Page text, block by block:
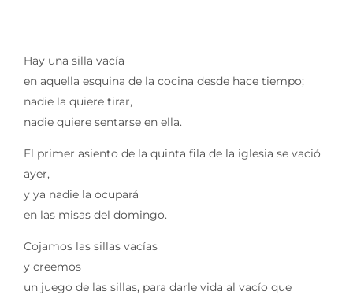
Hay una silla vacía
en aquella esquina de la cocina desde hace tiempo;
nadie la quiere tirar,
nadie quiere sentarse en ella.
El primer asiento de la quinta fila de la iglesia se vació
ayer,
y ya nadie la ocupará
en las misas del domingo.
Cojamos las sillas vacías
y creemos
un juego de las sillas, para darle vida al vacío que